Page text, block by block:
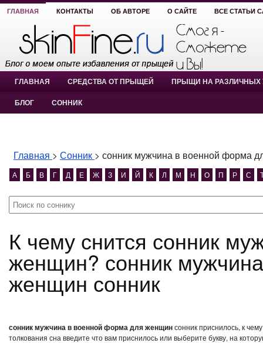
ГЛАВНАЯ КОНТАКТЫ ОБ АВТОРЕ О САЙТЕ ВСЕ СТАТЬИ
ГЛАВНАЯ СРЕДСТВА ОТ ПРЫЩЕЙ ПРЫЩИ НА РАЗЛИЧНЫХ
БЛОГ СОННИК
Главная > Сонник > сонник мужчина в военной форма
А Б В Г Д Е Ж З И Й К Л М Н О П Р С
К чему снится сонник мужчина в военной форма для
женщин? сонник
женщин сонник
сонник мужчина в военной форма для женщинсонник приснилось, к
толкования сна введите что вам приснилось или выберите букву, на